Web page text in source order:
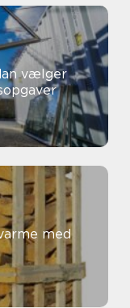
vælger
med